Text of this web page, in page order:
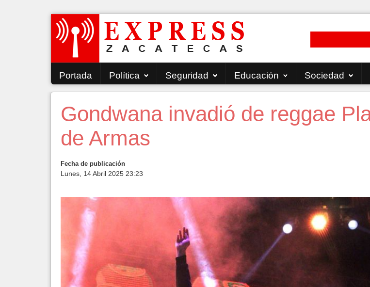
Portada Política Seguridad Educación Sociedad
Gondwana invadió de reggae
de Armas
Fecha de publicación
Lunes, 14 Abril 2025 23:23